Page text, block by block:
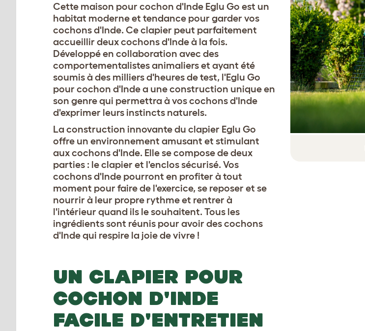
Cette maison pour cochon d'Inde Eglu Go est un
habitat moderne et tendance pour garder vos
cochons d'Inde. Ce clapier peut parfaitement
accueillir deux cochons d'Inde à la fois.
Développé en collaboration avec des
comportementalistes animaliers et ayant été
soumis à des milliers d'heures de test, l'Eglu Go
pour cochon d'Inde a une construction unique en
son genre qui permettra à vos cochons d'Inde
d'exprimer leurs instincts naturels.
La construction innovante du clapier Eglu Go
offre un environnement amusant et stimulant
aux cochons d'Inde. Elle se compose de deux
parties : le clapier et l'enclos sécurisé. Vos
cochons d'Inde pourront en profiter à tout
moment pour faire de l'exercice, se reposer et se
nourrir à leur propre rythme et rentrer à
l'intérieur quand ils le souhaitent. Tous les
ingrédients sont réunis pour avoir des cochons
d'Inde qui respire la joie de vivre !
UN CLAPIER POUR
COCHON D'INDE
FACILE D'ENTRETIEN